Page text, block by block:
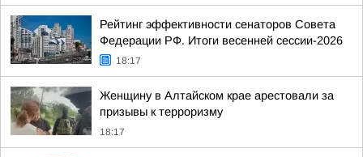
Рейтинг эффективности сенаторов Совета
Федерации РФ. Итоги весенней сессии-2026
18:17
Женщину в Алтайском крае арестовали за
призывы к терроризму
18:17